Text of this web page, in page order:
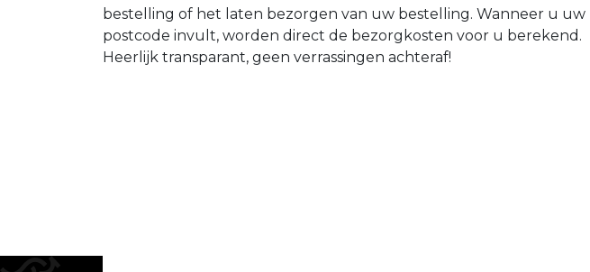
bestelling of het laten bezorgen van uw bestelling. Wanneer u uw
postcode invult, worden direct de bezorgkosten voor u berekend.
Heerlijk transparant, geen verrassingen achteraf!